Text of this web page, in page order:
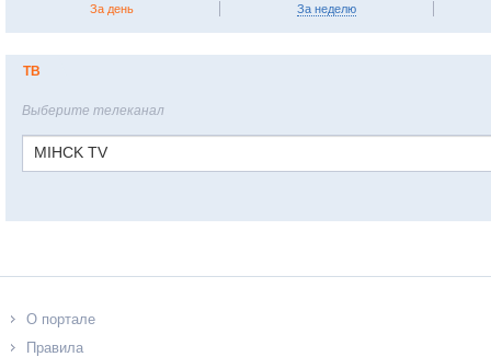
За день За неделю
ТВ
Выберите телеканал
MIHCK TV
О портале
Правила